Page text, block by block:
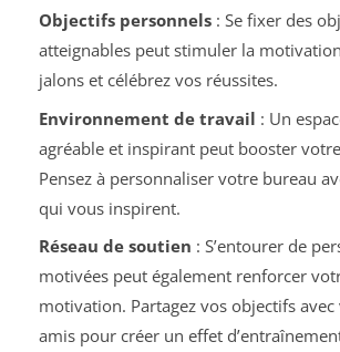
Objectifs personnels: Se fixer des
atteignables peut stimuler la
jalons et célébrez vos réussites.
Environnement de travail : Un
agréable et inspirant peut booster
Pensez à personnaliser votre bureau
qui vous inspirent.
Réseau de soutien : S’entourer de
motivées peut également renforcer
motivation. Partagez vos objectifs avec
amis pour créer un effet